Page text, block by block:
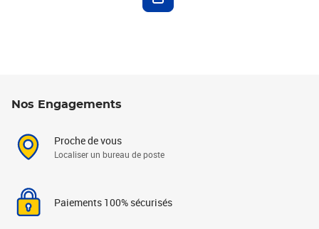
Nos Engagements
Proche de vous
Localiser un bureau de poste
Paiements 100% sécurisés